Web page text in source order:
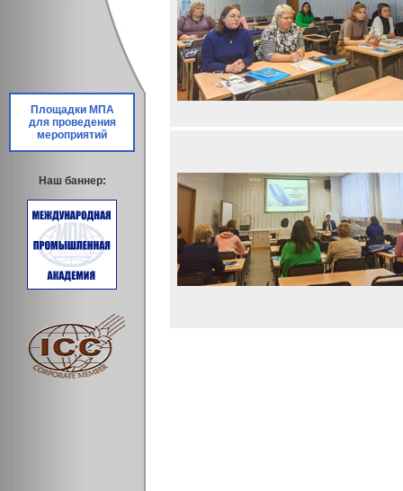
Площадки МПА
для проведения
мероприятий
Наш баннер: